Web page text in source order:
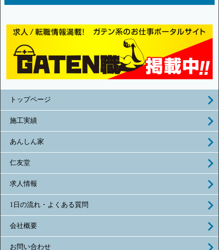
トップページ
施工実績
あんしん家
仁友堂
求人情報
1日の流れ・よくある質問
会社概要
お問い合わせ